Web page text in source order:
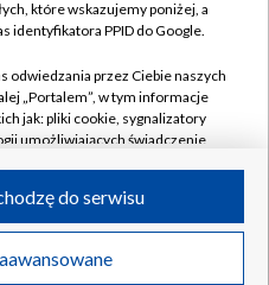
S.A. w likwidacji
które wskazujemy poniżej, a
identyfikatora PPID do Google.
odwiedzania przez Ciebie naszych
„Portalem”, w tym informacje
jak: pliki cookie, sygnalizatory
umożliwiających świadczenie
odwiedzania przez Ciebie
jak adresy IP, identyfikatory
do serwisu